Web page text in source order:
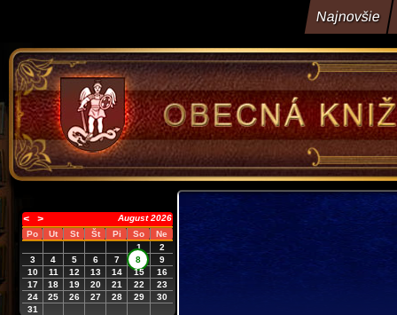
Najnovšie
< >
August 2026
Po
Ut St Št Pi So
Ne
1
2
3
4 5 6 7 8
9
10
11 12 13 14 15
16
17
18 19 20 21 22
23
24
25 26 27 28 29
30
31